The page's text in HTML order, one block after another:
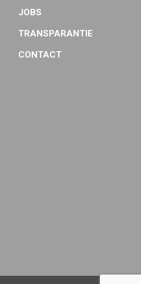
JOBS
TRANSPARANTIE
CONTACT